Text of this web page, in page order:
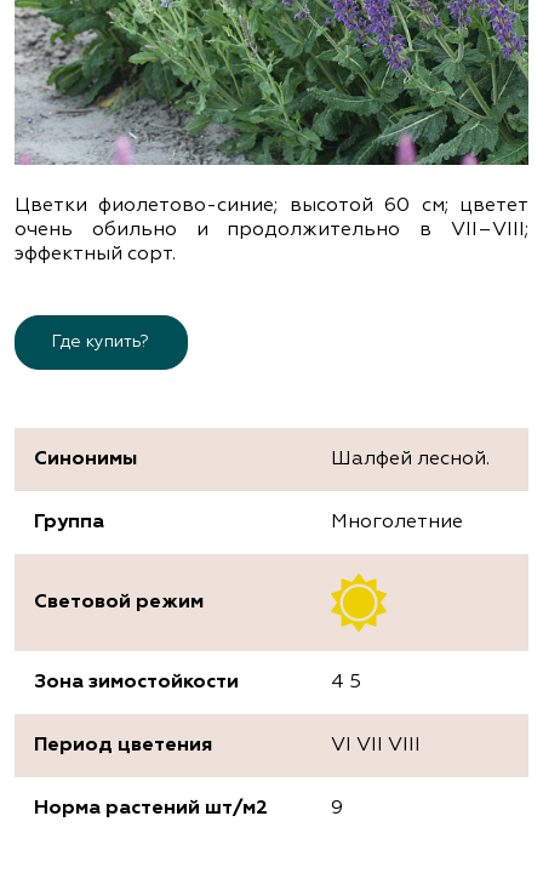
Цветки фиолетово-синие; высотой 60 см; цветет
очень обильно и продолжительно в VІІ–VІІІ;
эффектный сорт.
Где купить?
Синонимы Шалфей лесной.
Группа Многолетние
Световой режим
Зона зимостойкости 4 5
Период цветения VI VII VIII
Норма растений шт/м2 9